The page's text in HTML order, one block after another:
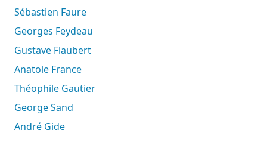
Sébastien Faure
Georges Feydeau
Gustave Flaubert
Anatole France
Théophile Gautier
George Sand
André Gide